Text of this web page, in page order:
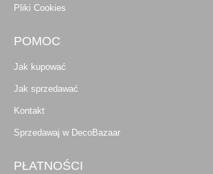
Pliki Cookies
POMOC
Jak kupować
Jak sprzedawać
Kontakt
Sprzedawaj w DecoBazaar
PŁATNOŚCI